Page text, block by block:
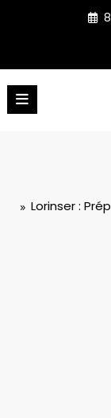
Lorinser :